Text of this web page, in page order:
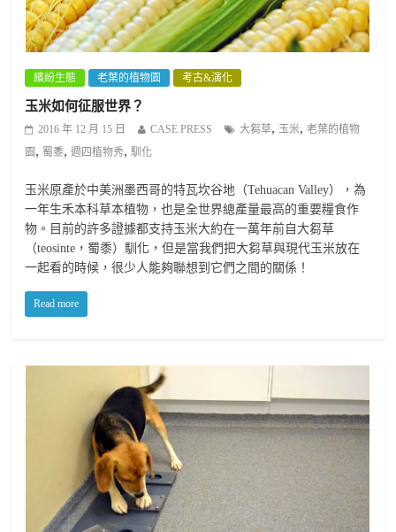
繽紛生態 老葉的植物園 考古&演化
玉米如何征服世界？
2016 年 12 月 15 日 CASE PRESS 大芻草, 玉米,老葉的植物
園 , 蜀黍,週四植物秀,馴化
玉米原產於中美洲墨西哥的特瓦坎谷地（Tehuacan Valley），為
一年生禾本科草本植物，也是全世界總產量最高的重要糧食作
物。目前的許多證據都支持玉米大約在一萬年前自大芻草
（teosinte，蜀黍）馴化，但是當我們把大芻草與現代玉米放在
一起看的時候，很少人能夠聯想到它們之間的關係！
Read more